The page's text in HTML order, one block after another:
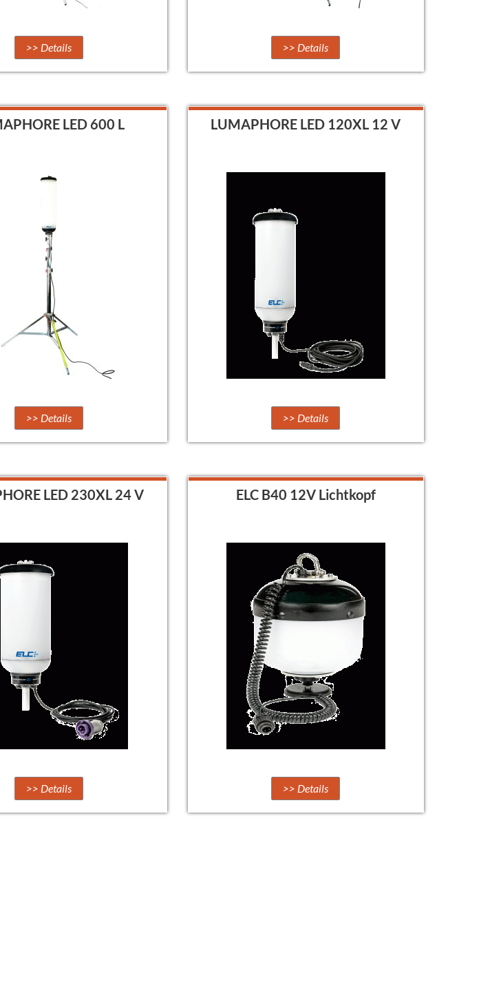
>> Details >> Details
LED 600 L
>> Details
LUMAPHORE LED 120XL 12 V
>> Details
LED 230XL 24 V
>> Details
ELC B40 12V Lichtkopf
>> Details